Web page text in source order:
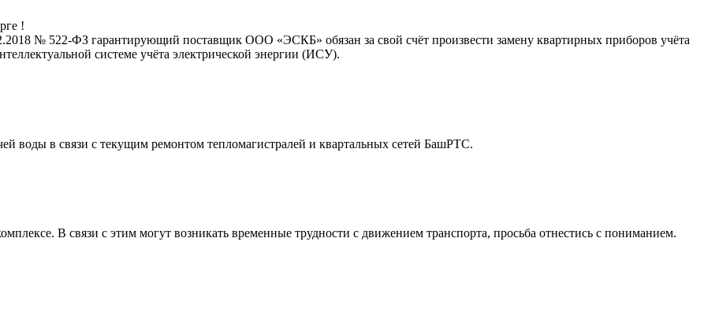
!
№ 522-ФЗ гарантирующий поставщик ООО «ЭСКБ» обязан за свой счёт произвести замену квартирных приборов учёта
системе учёта электрической энергии (ИСУ).
воды в связи с текущим ремонтом тепломагистралей и квартальных сетей БашРТС.
В связи с этим могут возникать временные трудности с движением транспорта, просьба отнестись с пониманием.